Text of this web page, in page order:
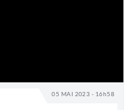
05 MAI 2023 - 16h58